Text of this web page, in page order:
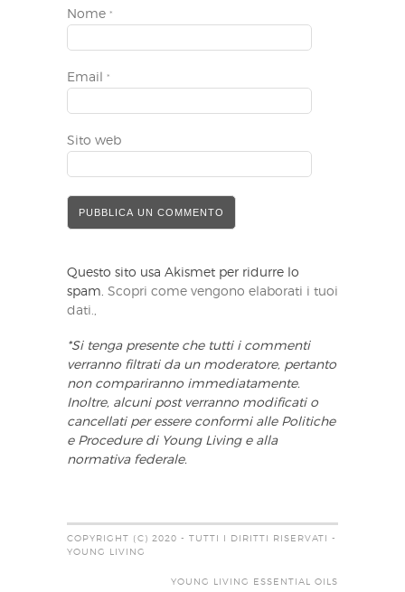
Nome *
Email *
Sito web
Questo sito usa Akismet per ridurre lo
spam. Scopri come vengono elaborati i tuoi
dati.,
*Si tenga presente che tutti i commenti
verranno filtrati da un moderatore, pertanto
non compariranno immediatamente.
Inoltre, alcuni post verranno modificati o
cancellati per essere conformi alle Politiche
e Procedure di Young Living e alla
normativa federale.
COPYRIGHT (C) 2020 - TUTTI I DIRITTI RISERVATI -
YOUNG LIVING
YOUNG LIVING ESSENTIAL OILS